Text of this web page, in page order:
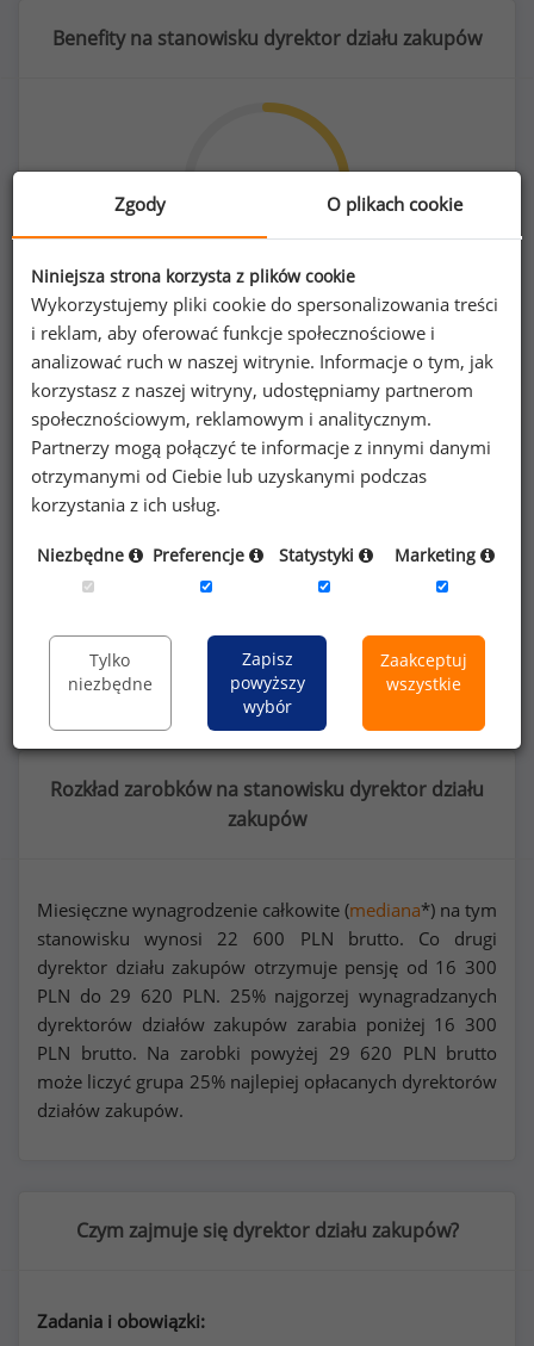
Benefity na stanowisku dyrektor działu zakupów
67%
samochód osobowy do użytku prywatnego
Poszukujesz szczegółowych danych o
wynagrodzeniachdyrektorów działów
zakupówlub na innych stanowiskach?
Dowiedz się więcej
Wykorzystaj kod
Rozkład zarobków na stanowisku dyrektor działu
zakupów
Miesięczne wynagrodzenie całkowite (mediana*) na tym
stanowisku wynosi 22 600 PLN brutto. Co drugi
dyrektor działu zakupów otrzymuje pensję od 16 300
PLN do 29 620 PLN. 25% najgorzej wynagradzanych
dyrektorów działów zakupów zarabia poniżej 16 300
PLN brutto. Na zarobki powyżej 29 620 PLN brutto
może liczyć grupa 25% najlepiej opłacanych dyrektorów
działów zakupów.
Czym zajmuje się dyrektor działu zakupów?
Zadania i obowiązki:
Zgody O plikach cookie
Niniejsza strona korzysta z plików cookie
Wykorzystujemy pliki cookie do spersonalizowania treści
i reklam, aby oferować funkcje społecznościowe i
analizować ruch w naszej witrynie. Informacje o tym, jak
korzystasz z naszej witryny, udostępniamy partnerom
społecznościowym, reklamowym i analitycznym.
Partnerzy mogą połączyć te informacje z innymi danymi
otrzymanymi od Ciebie lub uzyskanymi podczas
korzystania z ich usług.
Niezbędne Preferencje Statystyki Marketing
Tylko
niezbędne
Zapisz
powyższy
wybór
Zaakceptuj
wszystkie